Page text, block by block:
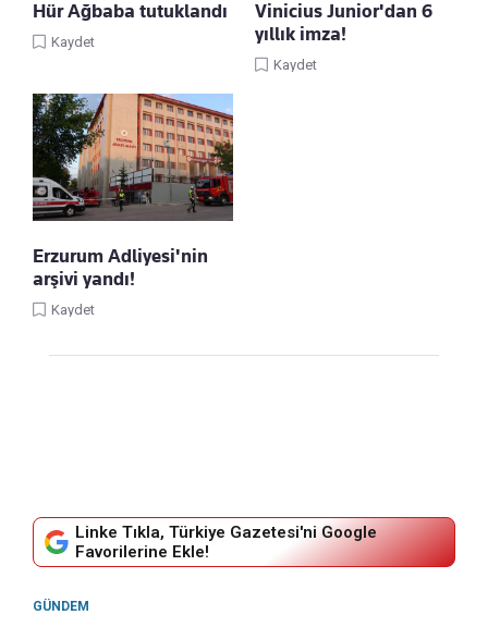
Hür Ağbaba tutuklandı
Kaydet
Vinicius Junior'dan 6
yıllık imza!
Kaydet
Erzurum Adliyesi'nin
arşivi yandı!
Kaydet
Linke Tıkla, Türkiye Gazetesi'ni Google
Favorilerine Ekle!
GÜNDEM